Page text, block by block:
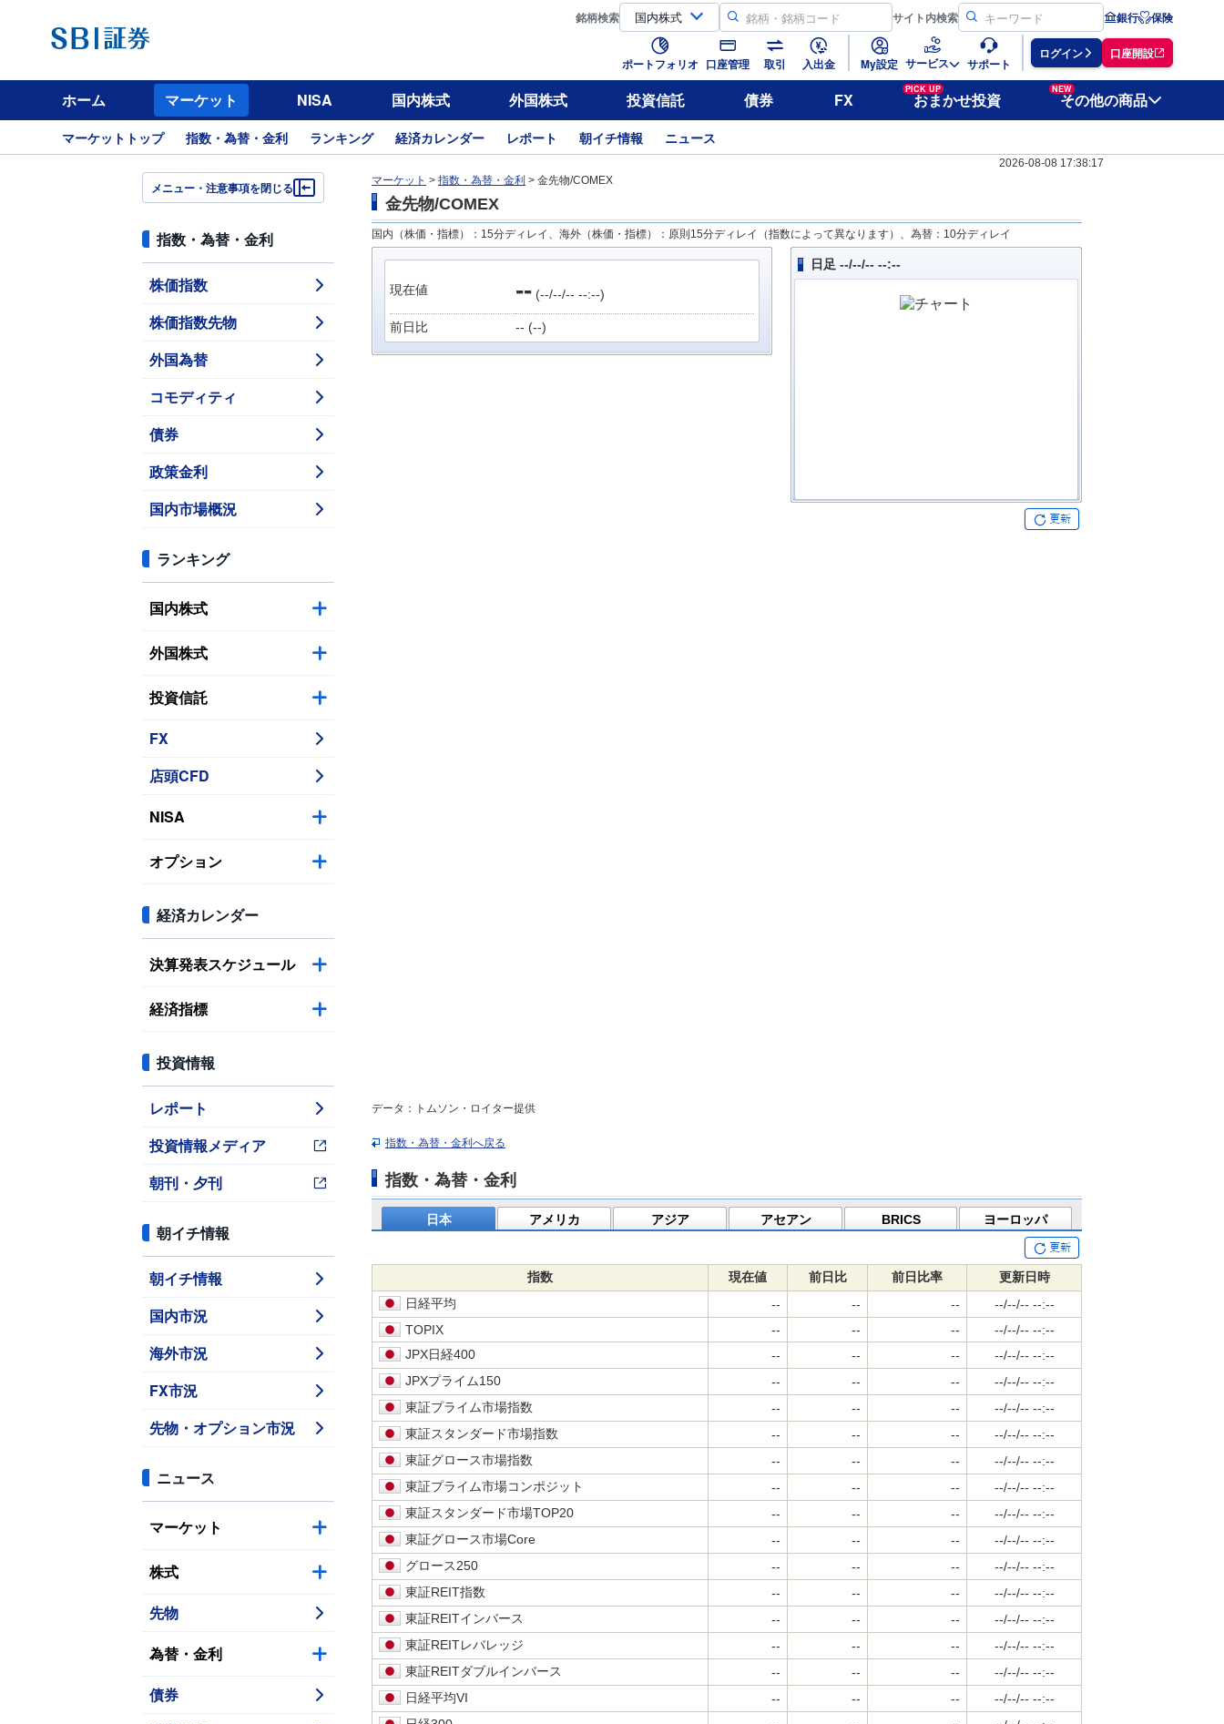
銘柄検索 サイト内検索 銀行 保険
ポートフォリオ 口座管理 取引 入出金 My設定 サービス サポート
ログイン 口座開設
ホーム マーケット NISA 国内株式 外国株式 投資信託 債券 FX
PICK UP
おまかせ投資
NEW
その他の商品
マーケットトップ 指数・為替・金利 ランキング 経済カレンダー レポート 朝イチ情報 ニュース
2026-08-08 17:38:17
メニュー・注意事項を閉じる
指数・為替・金利
株価指数
株価指数先物
外国為替
コモディティ
債券
政策金利
国内市場概況
ランキング
国内株式
外国株式
投資信託
FX
店頭CFD
NISA
オプション
経済カレンダー
決算発表スケジュール
経済指標
投資情報
レポート
投資情報メディア
朝刊・夕刊
朝イチ情報
朝イチ情報
国内市況
海外市況
FX市況
先物・オプション市況
ニュース
マーケット
株式
先物
為替・金利
債券
マーケット > 指数・為替・金利 > 金先物/COMEX
金先物/COMEX
国内（株価・指標）：15分ディレイ、海外（株価・指標）：原則15分ディレイ（指数によって異なります）、為替：10分ディレイ
現在値 -- (--/--/-- --:--)
前日比 -- (--)
日足 --/--/-- --:--
データ：トムソン・ロイター提供
指数・為替・金利へ戻る
指数・為替・金利
日本 アメリカ アジア アセアン BRICS ヨーロッパ
指数 現在値 前日比 前日比率
更新日時
日経平均
-- -- --
--/--/-- --:--
TOPIX
-- -- --
--/--/-- --:--
JPX日経400
-- -- --
--/--/-- --:--
JPXプライム150
-- -- --
--/--/-- --:--
東証プライム市場指数
-- -- --
--/--/-- --:--
東証スタンダード市場指数
-- -- --
--/--/-- --:--
東証グロース市場指数
-- -- --
--/--/-- --:--
東証プライム市場コンポジット
-- -- --
--/--/-- --:--
東証スタンダード市場TOP20
-- -- --
--/--/-- --:--
東証グロース市場Core
-- -- --
--/--/-- --:--
グロース250
-- -- --
--/--/-- --:--
東証REIT指数
-- -- --
--/--/-- --:--
東証REITインバース
-- -- --
--/--/-- --:--
東証REITレバレッジ
-- -- --
--/--/-- --:--
東証REITダブルインバース
-- -- --
--/--/-- --:--
日経平均VI
-- -- --
--/--/-- --:--